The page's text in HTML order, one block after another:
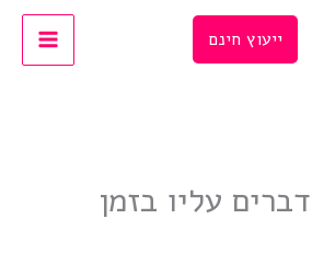
ייעוץ חינם
עליו בזמן